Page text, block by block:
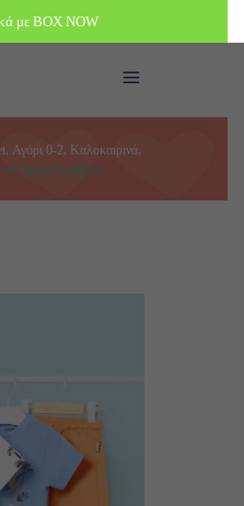
, Αγόρι 0-2, Καλοκαιρινά,
τριών τεμαχίων
με BOX NOW